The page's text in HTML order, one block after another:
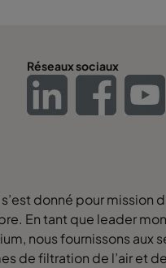
Réseaux sociaux
s’est donné pour mission
En tant que leader
nous fournissons aux
de filtration de l’air et